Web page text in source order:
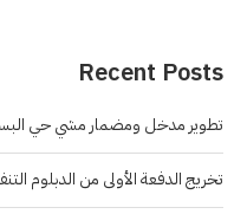
Recent Posts
تطوير مدخل ومضمار مشي حي
تخريج الدفعة الأولى من الدبلوم